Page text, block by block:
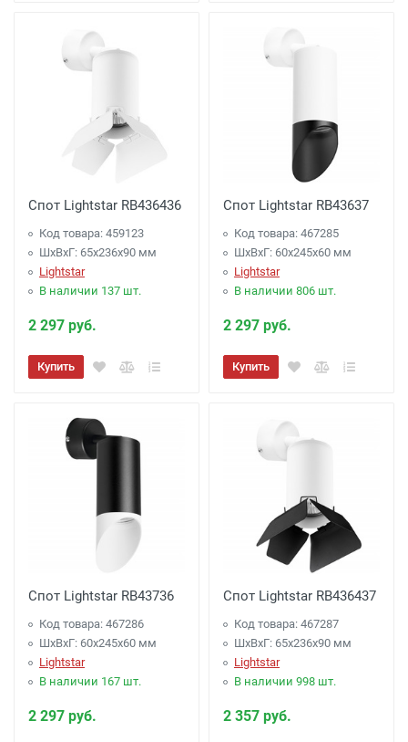
Спот Lightstar RB436436
Код товара: 459123
ШхВхГ: 65x236x90 мм
Lightstar
В наличии 137 шт.
2 297 руб.
Купить
Спот Lightstar RB43637
Код товара: 467285
ШхВхГ: 60x245x60 мм
Lightstar
В наличии 806 шт.
2 297 руб.
Купить
Спот Lightstar RB43736
Код товара: 467286
ШхВхГ: 60x245x60 мм
Lightstar
В наличии 167 шт.
2 297 руб.
Спот Lightstar RB436437
Код товара: 467287
ШхВхГ: 65x236x90 мм
Lightstar
В наличии 998 шт.
2 357 руб.